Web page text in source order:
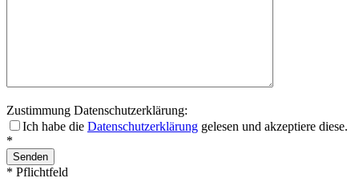
Zustimmung Datenschutzerklärung:
Ich habe die Datenschutzerklärung gelesen und akzeptiere diese.
*
* Pflichtfeld